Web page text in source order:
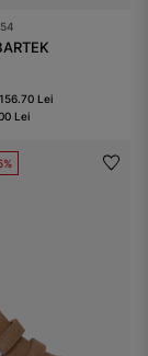
Lei
Lei